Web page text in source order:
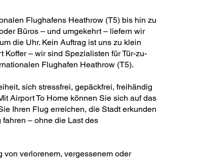
Flughafens Heathrow (T5) bis hin zu
Büros – und umgekehrt – liefern wir
die Uhr. Kein Auftrag ist uns zu klein
Koffer – wir sind Spezialisten für Tür-zu-
Flughafen Heathrow (T5).
sich stressfrei, gepäckfrei, freihändig
Airport To Home können Sie sich auf das
Ihren Flug erreichen, die Stadt erkunden
– ohne die Last des
verlorenem, vergessenem oder